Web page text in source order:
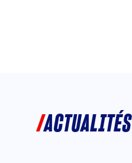
ACTUALITÉS